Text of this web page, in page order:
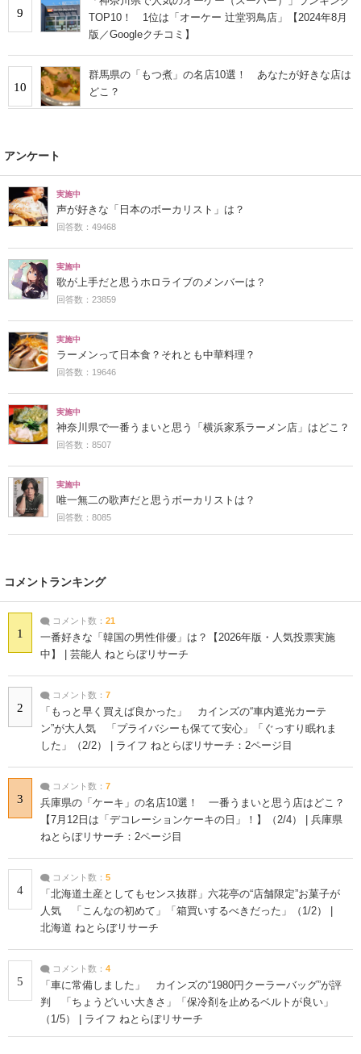
9
TOP10！ 1位は「オーケー 辻堂羽鳥店」【2024年8月
版／Googleクチコミ】
10
群馬県の「もつ煮」の名店10選！ あなたが好きな店は
どこ？
アンケート
実施中
声が好きな「日本のボーカリスト」は？
回答数：49468
実施中
歌が上手だと思うホロライブのメンバーは？
回答数：23859
実施中
ラーメンって日本食？それとも中華料理？
回答数：19646
実施中
神奈川県で一番うまいと思う「横浜家系ラーメン店」はどこ？
回答数：8507
実施中
唯一無二の歌声だと思うボーカリストは？
回答数：8085
コメントランキング
1
コメント数： 21
一番好きな「韓国の男性俳優」は？【2026年版・人気投票実施
中】 | 芸能人 ねとらぼリサーチ
2
コメント数： 7
「もっと早く買えば良かった」 カインズの“車内遮光カーテ
ン”が大人気 「プライバシーも保てて安心」「ぐっすり眠れま
した」（2/2） | ライフ ねとらぼリサーチ：2ページ目
3
コメント数： 7
兵庫県の「ケーキ」の名店10選！ 一番うまいと思う店はどこ？
【7月12日は「デコレーションケーキの日」！】（2/4） | 兵庫県
ねとらぼリサーチ：2ページ目
4
コメント数： 5
「北海道土産としてもセンス抜群」六花亭の“店舗限定”お菓子が
人気 「こんなの初めて」「箱買いするべきだった」（1/2） |
北海道 ねとらぼリサーチ
5
コメント数： 4
「車に常備しました」 カインズの“1980円クーラーバッグ”が評
判 「ちょうどいい大きさ」「保冷剤を止めるベルトが良い」
（1/5） | ライフ ねとらぼリサーチ